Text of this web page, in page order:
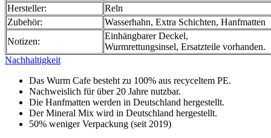
Hersteller:
Reln
Zubehör:
Wasserhahn, Extra Schichten, Hanfmatten
Notizen:
Einhängbarer Deckel,
Wurmrettungsinsel, Ersatzteile vorhanden.
Nachhaltigkeit
Das Wurm Cafe besteht zu 100% aus recyceltem PE.
Nachweislich für über 20 Jahre nutzbar.
Die Hanfmatten werden in Deutschland hergestellt.
Der Mineral Mix wird in Deutschland hergestellt.
50% weniger Verpackung (seit 2019)